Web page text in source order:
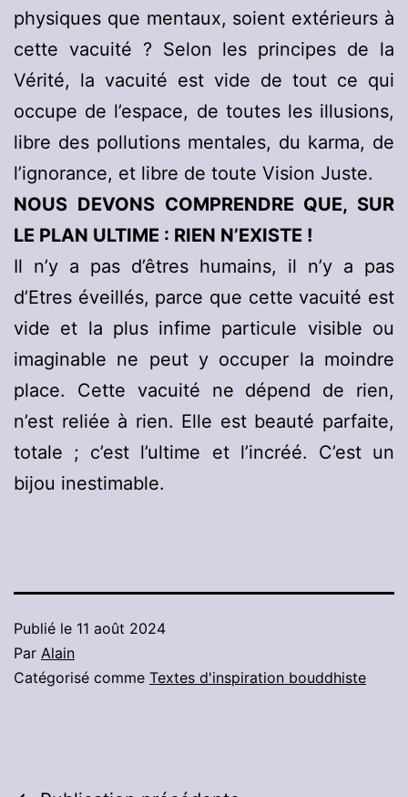
physiques que mentaux, soient extérieurs à
cette vacuité ? Selon les principes de la
Vérité, la vacuité est vide de tout ce qui
occupe de l’espace, de toutes les illusions,
libre des pollutions mentales, du karma, de
l’ignorance, et libre de toute Vision Juste.
NOUS DEVONS COMPRENDRE QUE, SUR
LE PLAN ULTIME : RIEN N’EXISTE !
Il n’y a pas d’êtres humains, il n’y a pas
d’Etres éveillés, parce que cette vacuité est
vide et la plus infime particule visible ou
imaginable ne peut y occuper la moindre
place. Cette vacuité ne dépend de rien,
n’est reliée à rien. Elle est beauté parfaite,
totale ; c’est l’ultime et l’incréé. C’est un
bijou inestimable.
Publié le 11 août 2024
Par Alain
Catégorisé comme Textes d'inspiration bouddhiste